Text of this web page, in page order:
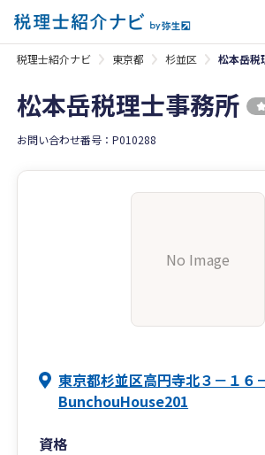
税理士紹介ナビ 東京都 杉並区 松本岳税
松本岳税理士事務所
お問い合わせ番号：P010288
No Image
東京都杉並区高円寺北３－１６
BunchouHouse201
資格